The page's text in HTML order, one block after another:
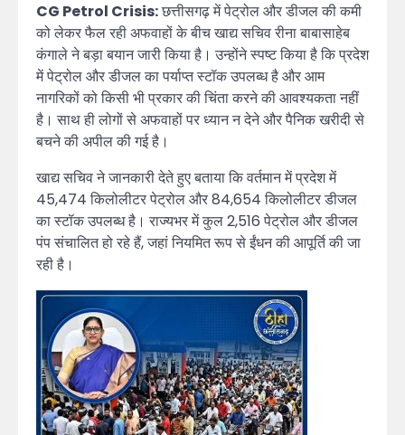
CG Petrol Crisis:छत्तीसगढ़ में पेट्रोल और डीजल की कमी
को लेकर फैल रही अफवाहों के बीच खाद्य सचिव रीना बाबासाहेब
कंगाले ने बड़ा बयान जारी किया है। उन्होंने स्पष्ट किया है कि प्रदेश
में पेट्रोल और डीजल का पर्याप्त स्टॉक उपलब्ध है और आम
नागरिकों को किसी भी प्रकार की चिंता करने की आवश्यकता नहीं
है। साथ ही लोगों से अफवाहों पर ध्यान न देने और पैनिक खरीदी से
बचने की अपील की गई है।
खाद्य सचिव ने जानकारी देते हुए बताया कि वर्तमान में प्रदेश में
45,474 किलोलीटर पेट्रोल और 84,654 किलोलीटर डीजल
का स्टॉक उपलब्ध है। राज्यभर में कुल 2,516 पेट्रोल और डीजल
पंप संचालित हो रहे हैं, जहां नियमित रूप से ईंधन की आपूर्ति की जा
रही है।